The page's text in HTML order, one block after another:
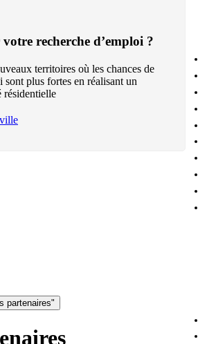
recherche d’emploi ?
territoires où les chances de
plus fortes en réalisant un
résidentielle
partenaires"